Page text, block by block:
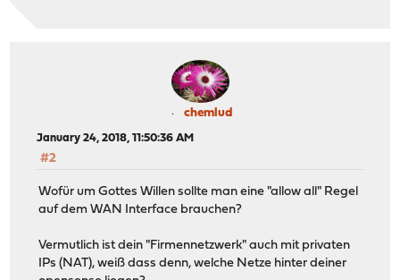
chemlud
January 24, 2018, 11:50:36 AM
#2
Wofür um Gottes Willen sollte man eine "allow all" Regel
auf dem WAN Interface brauchen?
Vermutlich ist dein "Firmennetzwerk" auch mit privaten
IPs (NAT), weiß dass denn, welche Netze hinter deiner